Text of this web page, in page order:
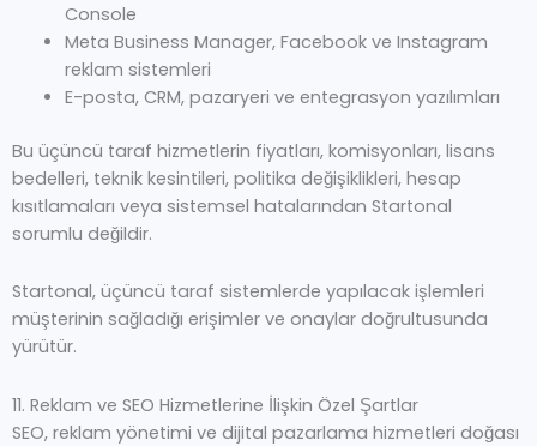
Console
Meta Business Manager, Facebook ve Instagram
reklam sistemleri
E-posta, CRM, pazaryeri ve entegrasyon yazılımları
Bu üçüncü taraf hizmetlerin fiyatları, komisyonları, lisans
bedelleri, teknik kesintileri, politika değişiklikleri, hesap
kısıtlamaları veya sistemsel hatalarından Startonal
sorumlu değildir.
Startonal, üçüncü taraf sistemlerde yapılacak işlemleri
müşterinin sağladığı erişimler ve onaylar doğrultusunda
yürütür.
11. Reklam ve SEO Hizmetlerine İlişkin Özel Şartlar
SEO, reklam yönetimi ve dijital pazarlama hizmetleri doğası